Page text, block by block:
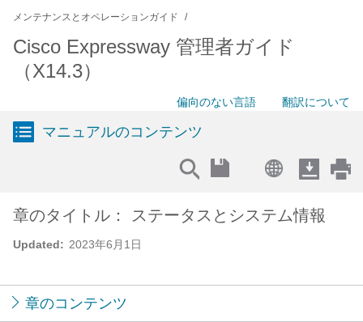
メンテナンスとオペレーションガイド
Cisco Expressway 管理者ガイド
（X14.3）
偏向のない言語 翻訳について
マニュアルのコンテンツ
Updated: 2023年6月1日
章のタイトル： ステータスとシステム情報
章のコンテンツ